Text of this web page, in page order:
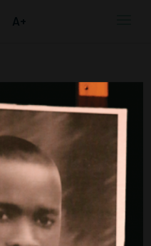
A+
Alama